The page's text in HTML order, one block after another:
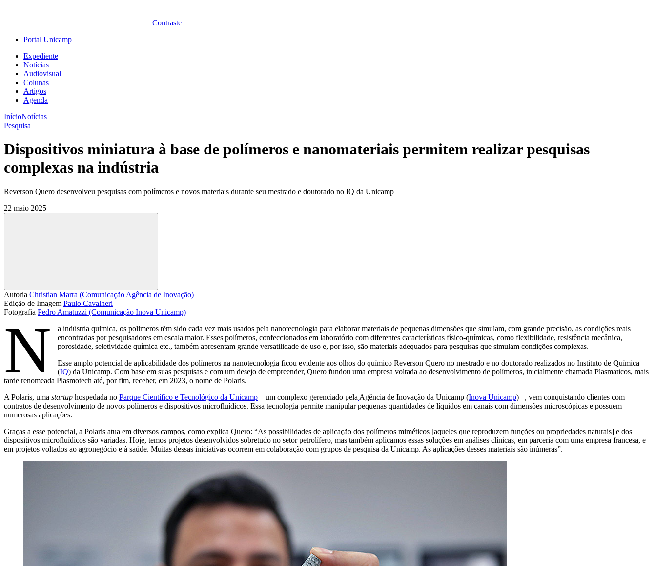
Contraste
Portal Unicamp
Expediente
Notícias
Audiovisual
Colunas
Artigos
Agenda
InícioNotícias
Pesquisa
Dispositivos miniatura à base de polímeros e nanomateriais permitem realizar pesquisas
complexas na indústria
Reverson Quero desenvolveu pesquisas com polímeros e novos materiais durante seu mestrado e doutorado no IQ da Unicamp
22 maio 2025
Compartilhar
Autoria Christian Marra (Comunicação Agência de Inovação)
Edição de Imagem Paulo Cavalheri
Fotografia Pedro Amatuzzi (Comunicação Inova Unicamp)
N
a indústria química, os polímeros têm sido cada vez mais usados pela nanotecnologia para elaborar materiais de pequenas dimensões que simulam, com grande precisão, as condições reais
encontradas por pesquisadores em escala maior. Esses polímeros, confeccionados em laboratório com diferentes características físico-químicas, como flexibilidade, resistência mecânica,
porosidade, seletividade química etc., também apresentam grande versatilidade de uso e, por isso, são materiais adequados para pesquisas que simulam condições complexas.
Esse amplo potencial de aplicabilidade dos polímeros na nanotecnologia ficou evidente aos olhos do químico Reverson Quero no mestrado e no doutorado realizados no Instituto de Química
(IQ) da Unicamp. Com base em suas pesquisas e com um desejo de empreender, Quero fundou uma empresa voltada ao desenvolvimento de polímeros, inicialmente chamada Plasmáticos, mais
tarde renomeada Plasmotech até, por fim, receber, em 2023, o nome de Polaris.
A Polaris, uma startup hospedada no Parque Científico e Tecnológico da Unicamp – um complexo gerenciado pela Agência de Inovação da Unicamp (Inova Unicamp) –, vem conquistando clientes com
contratos de desenvolvimento de novos polímeros e dispositivos microfluídicos. Essa tecnologia permite manipular pequenas quantidades de líquidos em canais com dimensões microscópicas e possuem
numerosas aplicações.
Graças a esse potencial, a Polaris atua em diversos campos, como explica Quero: “As possibilidades de aplicação dos polímeros miméticos [aqueles que reproduzem funções ou propriedades naturais] e dos
dispositivos microfluídicos são variadas. Hoje, temos projetos desenvolvidos sobretudo no setor petrolífero, mas também aplicamos essas soluções em análises clínicas, em parceria com uma empresa francesa, e
em projetos voltados ao agronegócio e à saúde. Muitas dessas iniciativas ocorrem em colaboração com grupos de pesquisa da Unicamp. As aplicações desses materiais são inúmeras”.